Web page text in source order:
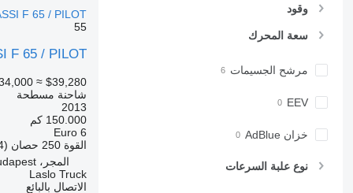
وقود
سعة المحرك
مرشح الجسيمات
EEV
خزان AdBlue
نوع علبة السرعات
F 65 / PILOT
55
F 65 / PILOT
≈ $39,280
شاحنة مسطحة
2013
150.000 كم
Euro 6
القوة 250 حصان (184 kW)
المجر، Budapest
Laslo Truck
الاتصال بالبائع